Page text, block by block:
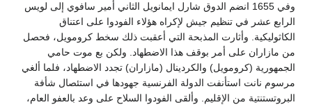
وفي 1655 انضم الدوق شارل ايمانويل الثاني أمير سافوي إلى لويس
الرابع عشر في تنظيم جيش لإكراه هؤلاء الفودوا على اعتناق
الكاثوليكية. وأثارت المذبحة التي أعقبت ذلك سخط كرومويل، فحصل
من مازاران على أمر بوقف هذا الاضطهاد. ولكن بع موت حامي
الجمهورية (كرومويل) والكردينال (مازاران) تجدد الاضطهاد، فلما ألغي
مرسوم نانت استأنفت الدولة الفرنسية جهودها في استئصال شأفة
البروتستنتية من الإقليم. وألقى الفودوا السلاح على وعد بالعفو العام،